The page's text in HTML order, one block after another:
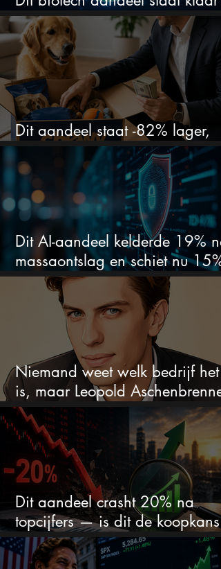
voor een flinke rally
Dit aandeel staat -82% lager,
terwijl het bedrijf gewoon groeit
Dit AI-aandeel kelderde 19% na
massaontslag en schiet nu 15%
omhoog
Niemand weet welk bedrijf het
is, maar Leopold Aschenbrenner
zet er nu $500 miljoen op
Dit aandeel crasht 20% na
topcijfers — is dit de koopkans
waar beleggers op wachtten?